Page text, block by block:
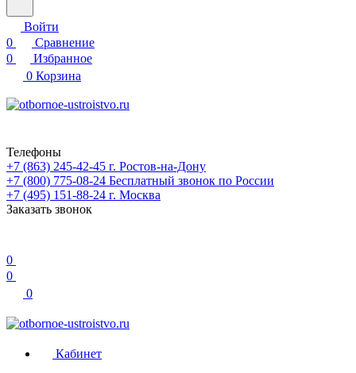
Войти
0
Сравнение
0
Избранное
0 Корзина
Телефоны
+7 (863) 245-42-45 г. Ростов-на-Дону
+7 (800) 775-08-24 Бесплатный звонок по России
+7 (495) 151-88-24 г. Москва
Заказать звонок
0
0
0
Кабинет